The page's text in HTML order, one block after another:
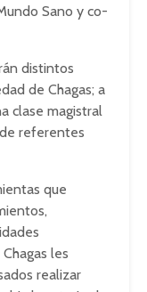
Sano y co-
distintos
de Chagas; a
clase magistral
referentes
que
les
realizar